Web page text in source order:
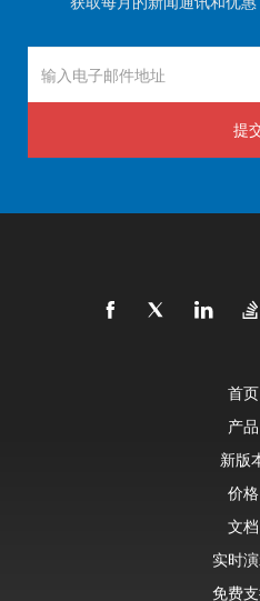
提
首页
产品
新版
价格
文档
实时
免费